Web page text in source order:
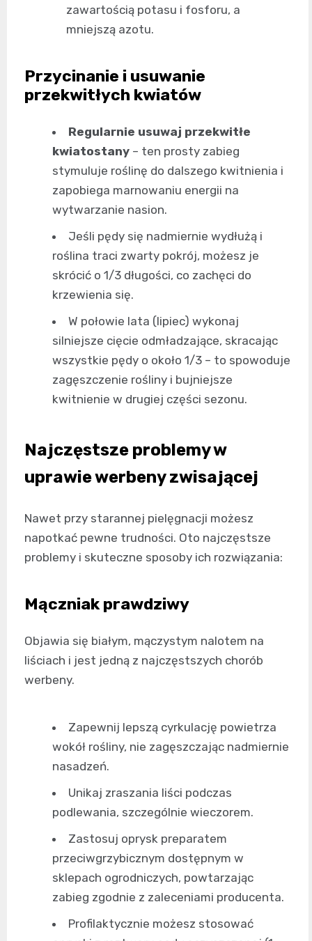
zawartością potasu i fosforu, a
mniejszą azotu.
Przycinanie i usuwanie
przekwitłych kwiatów
Regularnie usuwaj przekwitłe
kwiatostany – ten prosty zabieg
stymuluje roślinę do dalszego kwitnienia i
zapobiega marnowaniu energii na
wytwarzanie nasion.
Jeśli pędy się nadmiernie wydłużą i
roślina traci zwarty pokrój, możesz je
skrócić o 1/3 długości, co zachęci do
krzewienia się.
W połowie lata (lipiec) wykonaj
silniejsze cięcie odmładzające, skracając
wszystkie pędy o około 1/3 – to spowoduje
zagęszczenie rośliny i bujniejsze
kwitnienie w drugiej części sezonu.
Najczęstsze problemy w
uprawie werbeny zwisającej
Nawet przy starannej pielęgnacji możesz
napotkać pewne trudności. Oto najczęstsze
problemy i skuteczne sposoby ich rozwiązania:
Mączniak prawdziwy
Objawia się białym, mączystym nalotem na
liściach i jest jedną z najczęstszych chorób
werbeny.
Zapewnij lepszą cyrkulację powietrza
wokół rośliny, nie zagęszczając nadmiernie
nasadzeń.
Unikaj zraszania liści podczas
podlewania, szczególnie wieczorem.
Zastosuj oprysk preparatem
przeciwgrzybicznym dostępnym w
sklepach ogrodniczych, powtarzając
zabieg zgodnie z zaleceniami producenta.
Profilaktycznie możesz stosować